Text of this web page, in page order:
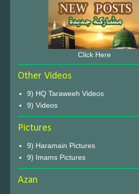
Click Here
Other Videos
9) HQ Taraweeh Videos
9) Videos
Pictures
9) Haramain Pictures
9) Imams Pictures
Azan